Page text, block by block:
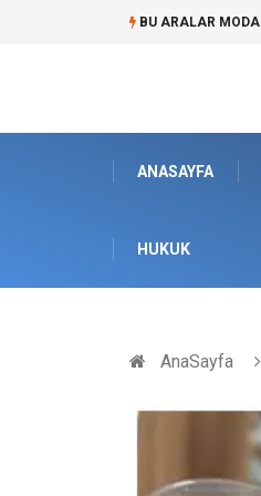
BU ARALAR MODA
ANASAYFA
HUKUK
AnaSayfa